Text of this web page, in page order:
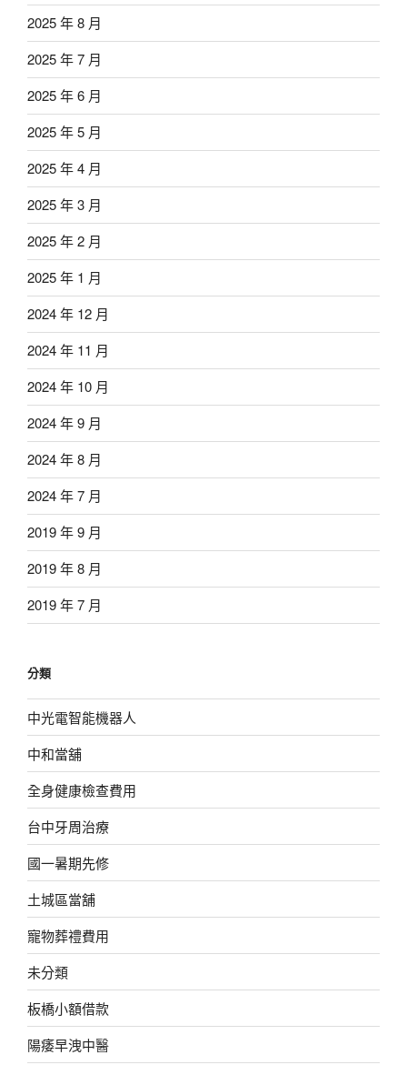
2025 年 8 月
2025 年 7 月
2025 年 6 月
2025 年 5 月
2025 年 4 月
2025 年 3 月
2025 年 2 月
2025 年 1 月
2024 年 12 月
2024 年 11 月
2024 年 10 月
2024 年 9 月
2024 年 8 月
2024 年 7 月
2019 年 9 月
2019 年 8 月
2019 年 7 月
分類
中光電智能機器人
中和當舖
全身健康檢查費用
台中牙周治療
國一暑期先修
土城區當舖
寵物葬禮費用
未分類
板橋小額借款
陽痿早洩中醫